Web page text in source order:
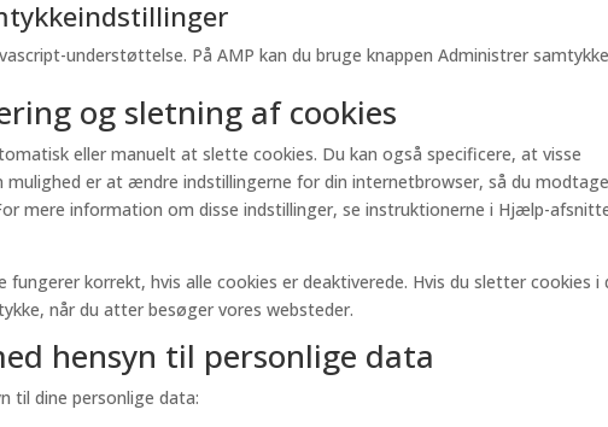
understøttelse. På AMP kan du bruge knappen Administrer samtykke
og sletning af cookies
eller manuelt at slette cookies. Du kan også specificere, at visse
mulighed er at ændre indstillingerne for din internetbrowser, så du
mere information om disse indstillinger, se instruktionerne i Hjælp-
korrekt, hvis alle cookies er deaktiverede. Hvis du sletter cookies i
når du atter besøger vores websteder.
hensyn til personlige data
til dine personlige data: